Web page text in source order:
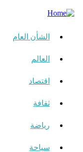
الشأن العام
العالم
اقتصاد
ثقافة
رياضة
سياحة